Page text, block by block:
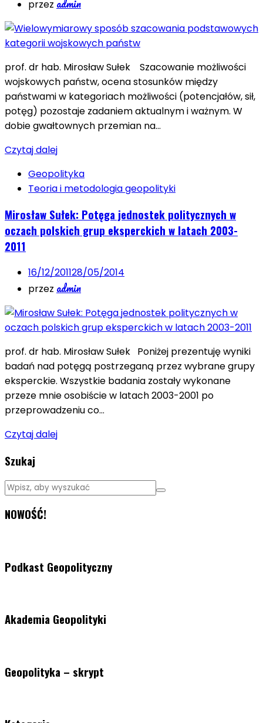
przez admin
prof. dr hab. Mirosław Sułek Szacowanie możliwości
wojskowych państw, ocena stosunków między
państwami w kategoriach możliwości (potencjałów, sił,
potęg) pozostaje zadaniem aktualnym i ważnym. W
dobie gwałtownych przemian na…
Czytaj dalej
Geopolityka
Teoria i metodologia geopolityki
Mirosław Sułek: Potęga jednostek politycznych w
oczach polskich grup eksperckich w latach 2003-
2011
16/12/201128/05/2014
przez admin
prof. dr hab. Mirosław Sułek Poniżej prezentuję wyniki
badań nad potęgą postrzeganą przez wybrane grupy
eksperckie. Wszystkie badania zostały wykonane
przeze mnie osobiście w latach 2003-2001 po
przeprowadzeniu co…
Czytaj dalej
Szukaj
NOWOŚĆ!
Podkast Geopolityczny
Akademia Geopolityki
Geopolityka – skrypt